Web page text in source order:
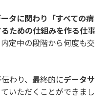
タに関わり「すべての病
ための仕組みを作る仕事
定中の段階から何度も交
わり、最終的にデータサ
いただくことができまし